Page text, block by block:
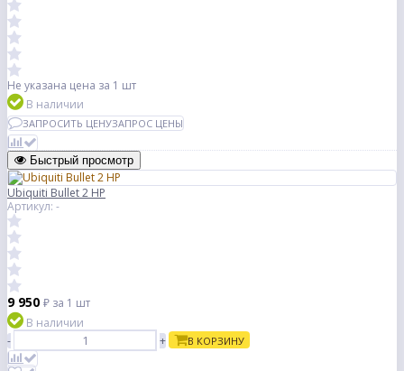
Не указана цена за 1 шт
В наличии
ЗАПРОСИТЬ ЦЕНУЗАПРОС ЦЕНЫ
Быстрый просмотр
Ubiquiti Bullet 2 HP
Артикул: -
9 950 ₽ за 1 шт
В наличии
-
+ В КОРЗИНУ